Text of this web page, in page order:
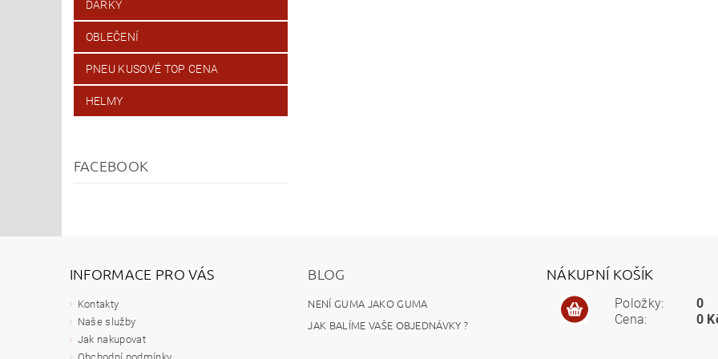
DÁRKY
OBLEČENÍ
PNEU KUSOVÉ TOP CENA
HELMY
FACEBOOK
INFORMACE PRO VÁS
Kontakty
Naše služby
Jak nakupovat
BLOG
NENÍ GUMA JAKO GUMA
JAK BALÍME VAŠE OBJEDNÁVKY ?
NÁKUPNÍ KOŠÍK
Položky:
Cena:
0
0